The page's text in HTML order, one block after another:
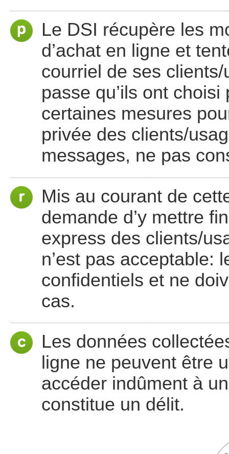
Le DSI récupère les
d’achat en ligne et
courriel de ses
passe qu’ils ont
certaines mesures
privée des clients/
messages, ne pas
Mis au courant de
demande d’y mettre
express des clients/
n’est pas acceptable:
confidentiels et ne
cas.
Les données
ligne ne peuvent être
accéder indûment à
constitue un délit.